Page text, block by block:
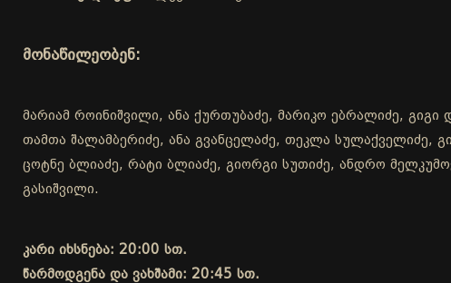
მონაწილეობენ:
მარიამ როინიშვილი, ანა ქურთუბაძე, მარიკო ებრალიძე, გიგი
თამთა შალამბერიძე, ანა გვანცელაძე, თეკლა სულაქველიძე,
ცოტნე ბლიაძე, რატი ბლიაძე, გიორგი სუთიძე, ანდრო
გასიშვილი.
კარი იხსნება: 20:00 სთ.
წარმოდგენა და ვახშამი: 20:45 სთ.